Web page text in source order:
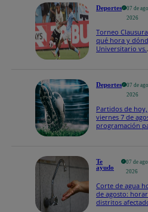
Deportes
07 de
2026
Torneo
qué hora y
Universitario vs.
Deportes
07 de
2026
Partidos de hoy,
viernes 7 de
programación
Te
ayudo
07 de
2026
Corte de agua
de agosto:
distritos